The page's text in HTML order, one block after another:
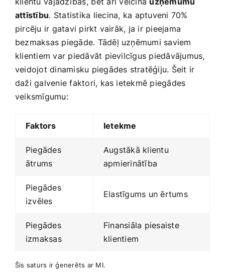
‍attīstību. ⁢Statistika ⁣liecina, ka aptuveni 70%
pircēju ir gatavi pirkt‍ vairāk, ja ir pieejama
bezmaksas piegāde. Tādēļ uzņēmumi saviem‌
klientiem var piedāvāt pievilcīgus piedāvājumus,
veidojot ‍dinamisku piegādes stratēģiju. Šeit ir
daži galvenie faktori, kas ietekmē ‍piegādes⁣
veiksmīgumu:
Faktors Ietekme
Piegādes‍
ātrums
Augstākā klientu
apmierinātība
Piegādes
izvēles
Elastīgums un ērtums
Piegādes‍
izmaksas
Finansiāla‌ piesaiste
klientiem
Šis saturs ir ģenerēts ar ⁢MI.